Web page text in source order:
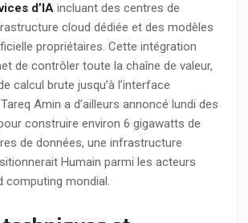
d’IA incluant des centres de
cloud dédiée et des modèles
propriétaires. Cette intégration
de contrôler toute la chaîne de valeur,
calcul brute jusqu’à l’interface
Amin a d’ailleurs annoncé lundi des
construire environ 6 gigawatts de
de données, une infrastructure
Humain parmi les acteurs
computing mondial.